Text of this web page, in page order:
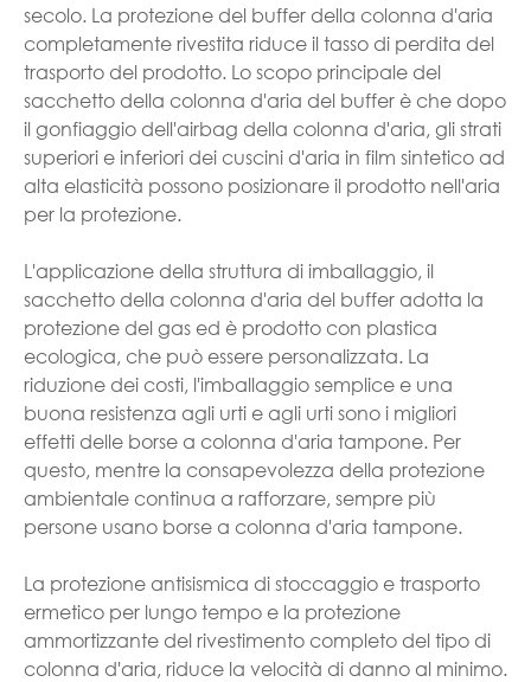
secolo. La protezione del buffer della colonna d'aria
completamente rivestita riduce il tasso di perdita del
trasporto del prodotto. Lo scopo principale del
sacchetto della colonna d'aria del buffer è che dopo
il gonfiaggio dell'airbag della colonna d'aria, gli strati
superiori e inferiori dei cuscini d'aria in film sintetico ad
alta elasticità possono posizionare il prodotto nell'aria
per la protezione.
L'applicazione della struttura di imballaggio, il
sacchetto della colonna d'aria del buffer adotta la
protezione del gas ed è prodotto con plastica
ecologica, che può essere personalizzata. La
riduzione dei costi, l'imballaggio semplice e una
buona resistenza agli urti e agli urti sono i migliori
effetti delle borse a colonna d'aria tampone. Per
questo, mentre la consapevolezza della protezione
ambientale continua a rafforzare, sempre più
persone usano borse a colonna d'aria tampone.
La protezione antisismica di stoccaggio e trasporto
ermetico per lungo tempo e la protezione
ammortizzante del rivestimento completo del tipo di
colonna d'aria, riduce la velocità di danno al minimo.